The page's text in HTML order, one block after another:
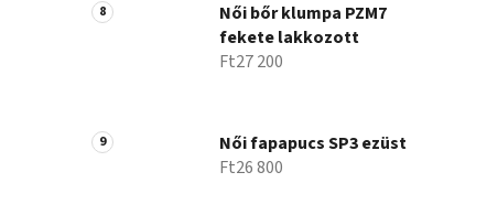
Női bőr klumpa PZM7
fekete lakkozott
Ft27 200
Női fapapucs SP3 ezüst
Ft26 800